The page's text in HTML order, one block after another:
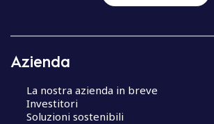
Azienda
La nostra azienda in breve
Investitori
Soluzioni sostenibili